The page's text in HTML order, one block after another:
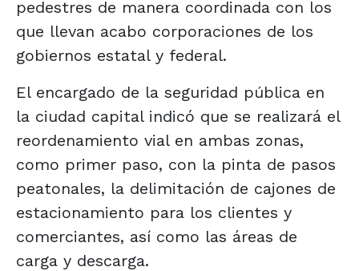
pedestres de manera coordinada con los
que llevan acabo corporaciones de los
gobiernos estatal y federal.
El encargado de la seguridad pública en
la ciudad capital indicó que se realizará el
reordenamiento vial en ambas zonas,
como primer paso, con la pinta de pasos
peatonales, la delimitación de cajones de
estacionamiento para los clientes y
comerciantes, así como las áreas de
carga y descarga.